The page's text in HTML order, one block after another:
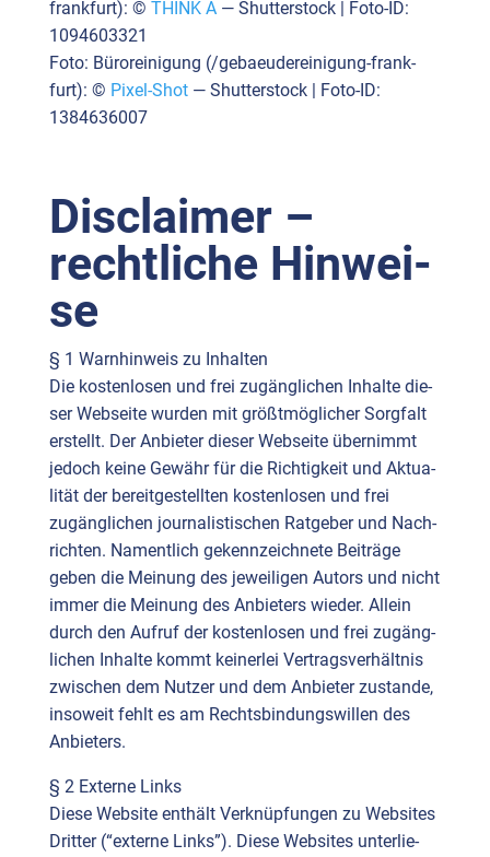
frank­furt): © THINK A— Shut­ter­stock | Foto-ID:
1094603321
Foto: Büro­rei­ni­gung (/ge­baeu­de­rei­ni­gung-frank­
furt): © Pixel-Shot— Shut­ter­stock | Foto-ID:
1384636007
Dis­clai­mer –
recht­li­che Hin­wei­
se
§ 1 Warn­hin­weis zu Inhal­ten
Die kos­ten­lo­sen und frei zugäng­li­chen Inhal­te die­
ser Web­sei­te wur­den mit größt­mög­li­cher Sorg­falt
erstellt. Der Anbie­ter die­ser Web­sei­te über­nimmt
jedoch kei­ne Gewähr für die Rich­tig­keit und Aktua­
li­tät der bereit­ge­stell­ten kos­ten­lo­sen und frei
zugäng­li­chen jour­na­lis­ti­schen Rat­ge­ber und Nach­
rich­ten. Nament­lich gekenn­zeich­ne­te Bei­trä­ge
geben die Mei­nung des jewei­li­gen Autors und nicht
immer die Mei­nung des Anbie­ters wie­der. Allein
durch den Auf­ruf der kos­ten­lo­sen und frei zugäng­
li­chen Inhal­te kommt kei­ner­lei Ver­trags­ver­hält­nis
zwi­schen dem Nut­zer und dem Anbie­ter zustan­de,
inso­weit fehlt es am Rechts­bin­dungs­wil­len des
Anbie­ters.
§ 2 Exter­ne Links
Die­se Web­site ent­hält Ver­knüp­fun­gen zu Web­sites
Drit­ter (“exter­ne Links”). Die­se Web­sites unter­lie­